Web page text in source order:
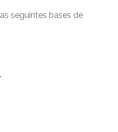
seguintes bases de